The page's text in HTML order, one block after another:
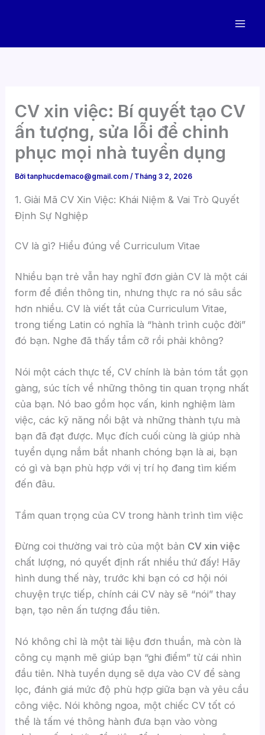
CV xin việc: Bí quyết tạo CV
ấn tượng, sửa lỗi để chinh
phục mọi nhà tuyển dụng
Bởitanphucdemaco@gmail.com/ Tháng 3 2, 2026
1. Giải Mã CV Xin Việc: Khái Niệm & Vai Trò Quyết
Định Sự Nghiệp
CV là gì? Hiểu đúng về Curriculum Vitae
Nhiều bạn trẻ vẫn hay nghĩ đơn giản CV là một cái
form để điền thông tin, nhưng thực ra nó sâu sắc
hơn nhiều. CV là viết tắt của Curriculum Vitae,
trong tiếng Latin có nghĩa là “hành trình cuộc đời”
đó bạn. Nghe đã thấy tầm cỡ rồi phải không?
Nói một cách thực tế, CV chính là bản tóm tắt gọn
gàng, súc tích về những thông tin quan trọng nhất
của bạn. Nó bao gồm học vấn, kinh nghiệm làm
việc, các kỹ năng nổi bật và những thành tựu mà
bạn đã đạt được. Mục đích cuối cùng là giúp nhà
tuyển dụng nắm bắt nhanh chóng bạn là ai, bạn
có gì và bạn phù hợp với vị trí họ đang tìm kiếm
đến đâu.
Tầm quan trọng của CV trong hành trình tìm việc
Đừng coi thường vai trò của một bản CV xin việc
chất lượng, nó quyết định rất nhiều thứ đấy! Hãy
hình dung thế này, trước khi bạn có cơ hội nói
chuyện trực tiếp, chính cái CV này sẽ “nói” thay
bạn, tạo nên ấn tượng đầu tiên.
Nó không chỉ là một tài liệu đơn thuần, mà còn là
công cụ mạnh mẽ giúp bạn “ghi điểm” từ cái nhìn
đầu tiên. Nhà tuyển dụng sẽ dựa vào CV để sàng
lọc, đánh giá mức độ phù hợp giữa bạn và yêu cầu
công việc. Nói không ngoa, một chiếc CV tốt có
thể là tấm vé thông hành đưa bạn vào vòng